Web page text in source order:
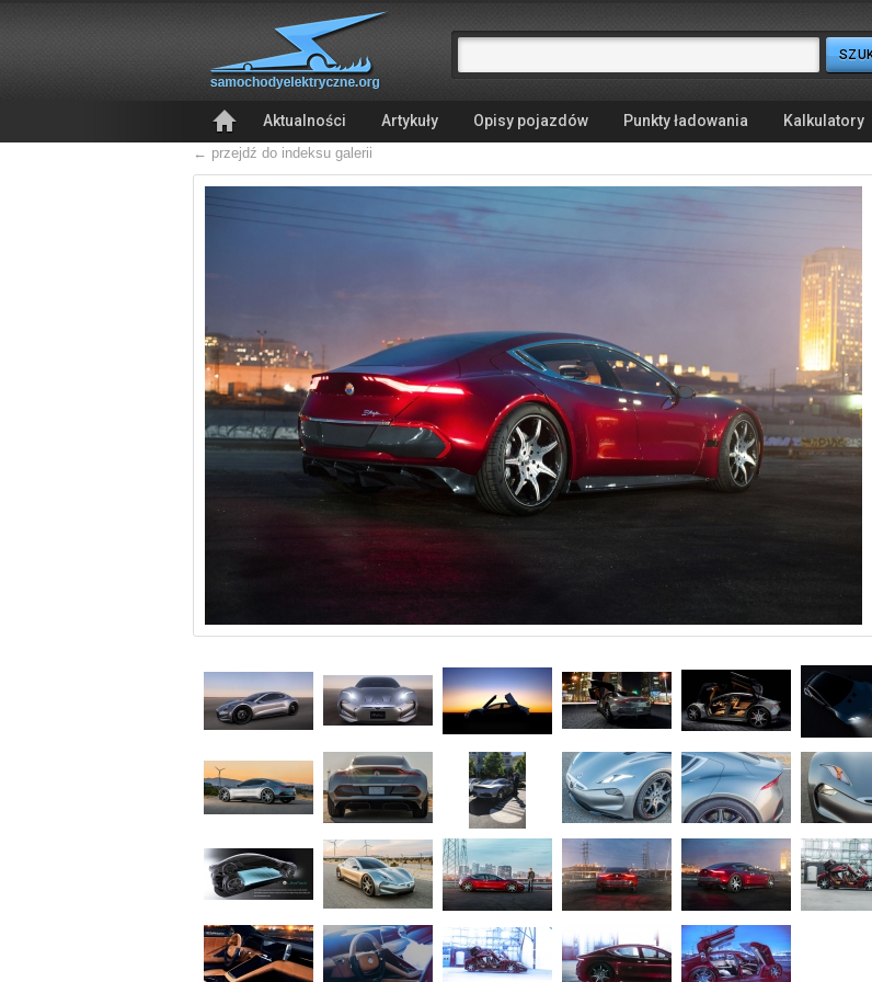
Aktualności Artykuły Opisy pojazdów Punkty ładowania Kalkulatory
← przejdź do indeksu galerii